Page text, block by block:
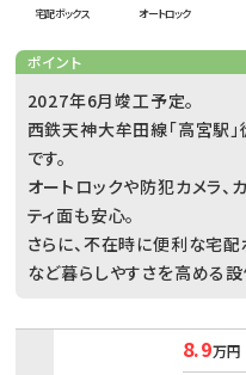
宅配ボックス オートロック
ポイント
2027年6月竣工予定。
西鉄天神大牟田線「高宮駅
です。
オートロックや防犯カメラ、
ティ面も安心。
さらに、不在時に便利な宅配
など暮らしやすさを高める設
8.9万円